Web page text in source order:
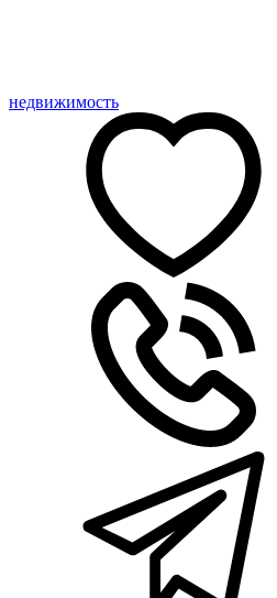
недвижимость